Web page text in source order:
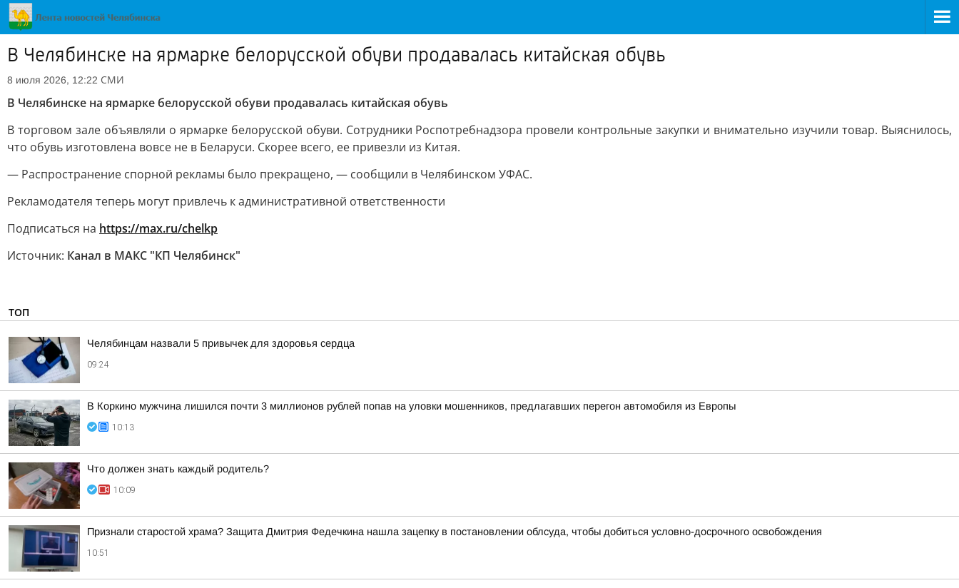
В Челябинске на ярмарке белорусской обуви продавалась китайская обувь
8 июля 2026, 12:22 СМИ
В Челябинске на ярмарке белорусской обуви продавалась китайская обувь
В торговом зале объявляли о ярмарке белорусской обуви. Сотрудники Роспотребнадзора провели контрольные закупки и внимательно изучили товар. Выяснилось,
что обувь изготовлена вовсе не в Беларуси. Скорее всего, ее привезли из Китая.
— Распространение спорной рекламы было прекращено, — сообщили в Челябинском УФАС.
Рекламодателя теперь могут привлечь к административной ответственности
Подписаться на https://max.ru/chelkp
Источник: Канал в МАКС "КП Челябинск"
ТОП
Челябинцам назвали 5 привычек для здоровья сердца
09:24
В Коркино мужчина лишился почти 3 миллионов рублей попав на уловки мошенников, предлагавших перегон автомобиля из Европы
10:13
Что должен знать каждый родитель?
10:09
Признали старостой храма? Защита Дмитрия Федечкина нашла зацепку в постановлении облсуда, чтобы добиться условно-досрочного освобождения
10:51